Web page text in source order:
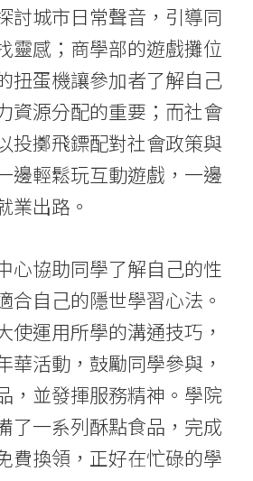
討城市日常聲音，引導同
靈感；商學部的遊戲攤位
扭蛋機讓參加者了解自己
資源分配的重要；而社會
投擲飛鏢配對社會政策與
邊輕鬆玩互動遊戲，一邊
業出路。
心協助同學了解自己的性
合自己的隱世學習心法。
使運用所學的溝通技巧，
華活動，鼓勵同學參與，
，並發揮服務精神。學院
了一系列酥點食品，完成
費換領，正好在忙碌的學